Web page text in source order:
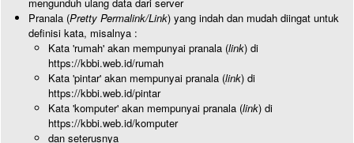
Pranala (Pretty Permalink/Link) yang indah dan mudah diingat untuk
definisi kata, misalnya :
Kata 'rumah' akan mempunyai pranala (link) di
https://kbbi.web.id/rumah
Kata 'pintar' akan mempunyai pranala (link) di
https://kbbi.web.id/pintar
Kata 'komputer' akan mempunyai pranala (link) di
https://kbbi.web.id/komputer
dan seterusnya